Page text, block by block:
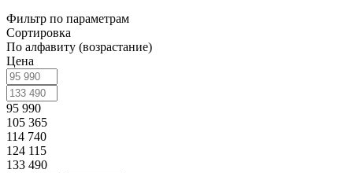
Фильтр по параметрам
Сортировка
По алфавиту (возрастание)
Цена
95 990
105 365
114 740
124 115
133 490